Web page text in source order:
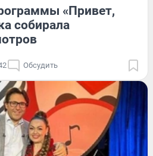
«Привет,
собирала
Обсудить